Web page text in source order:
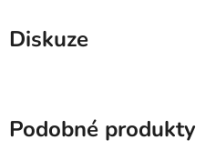
Diskuze
Podobné produkty